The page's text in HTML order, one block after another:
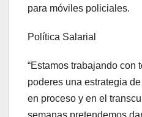
para móviles policiales.
Política Salarial
“Estamos trabajando con
poderes una estrategia
en proceso y en el
semanas pretendemos